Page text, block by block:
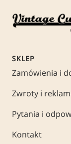
SKLEP
Zamówienia i
Zwroty i
Pytania i
Kontakt